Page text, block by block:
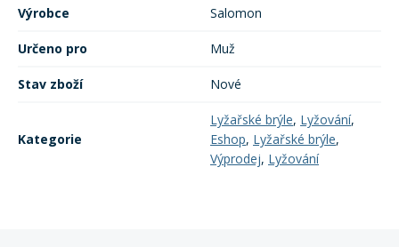
Výrobce Salomon
Určeno pro Muž
Stav zboží Nové
Kategorie
Lyžařské brýle, Lyžování,
Eshop, Lyžařské brýle,
Výprodej, Lyžování